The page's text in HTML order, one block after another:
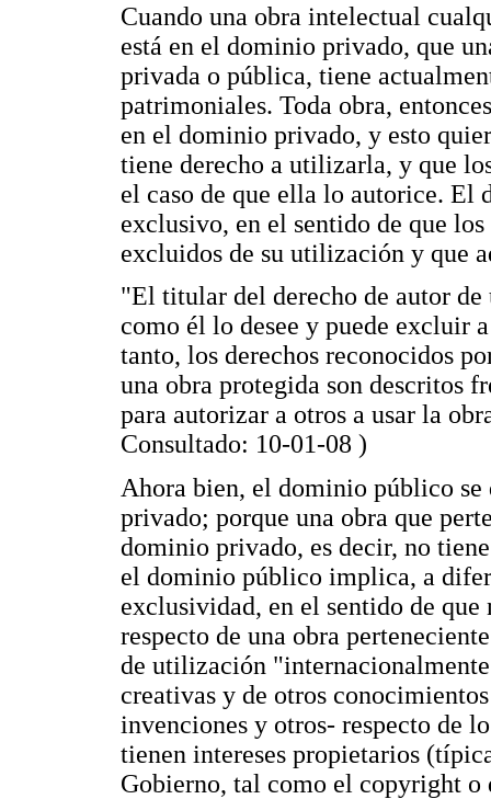
Cuando una obra intelectual
está en el dominio privado, que
privada o pública, tiene
patrimoniales. Toda obra,
en el dominio privado, y esto
tiene derecho a utilizarla, y que
el caso de que ella lo autorice. El
exclusivo, en el sentido de que
excluidos de su utilización y que
"El titular del derecho de autor de
como él lo desee y puede excluir
tanto, los derechos reconocidos
una obra protegida son descritos
para autorizar a otros a usar la
Consultado: 10-01-08 )
Ahora bien, el dominio público
privado; porque una obra que
dominio privado, es decir, no
el dominio público implica, a
exclusividad, en el sentido de
respecto de una obra
de utilización
creativas y de otros
invenciones y otros- respecto de
tienen intereses propietarios
Gobierno, tal como el copyright o